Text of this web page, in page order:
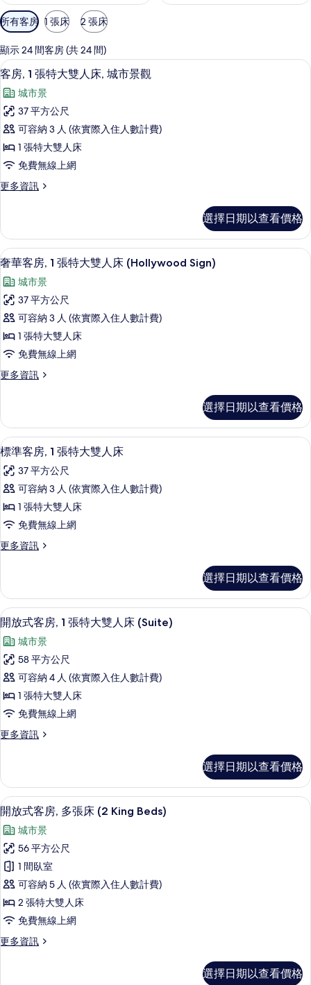
可
用
的
客
房
篩
選
條
所有客房 1 張床 2 張床
顯示 24 間客房 (共 24 間)
顯
示
客
房,
1
張
特
大
人
床,
城
市
景
觀
的
所
有
高級寢具、羽絨被、舒適加層、迷你吧
9
客房, 1 張特大雙人床, 城市景觀
城市景
37 平方公尺
可容納 3 人 (依實際入住人數計費)
1 張特大雙人床
免費無線上網
更多資訊
更
1
張
特
雙
人
城
市
景
觀
的
選擇日期以查看價格
顯
示
奢
華
客
房,
張
大
雙
人
床
(Hollywood
Sign)
的
所
有
片
高級寢具、羽絨被、舒適加層、迷你吧
8
奢華客房, 1 張特大雙人床 (Hollywood Sign)
城市景
37 平方公尺
可容納 3 人 (依實際入住人數計費)
1 張特大雙人床
免費無線上網
更多資訊
更
客
房,
1
特
大
人
床
Sign)
選擇日期以查看價格
顯
示
標
準
客
房,
1
特
大
雙
人
床
的
所
有
相
高級寢具、羽絨被、舒適加層、迷你吧
8
標準客房, 1 張特大雙人床
37 平方公尺
可容納 3 人 (依實際入住人數計費)
1 張特大雙人床
免費無線上網
更多資訊
更
客
房,
1
張
特
大
人
床
的
詳
情
選擇日期以查看價格
顯
示
開
放
式
客
房,
1
特
大
雙
人
床
(Suite)
的
所
有
相
高級寢具、羽絨被、舒適加層、迷你吧
9
開放式客房, 1 張特大雙人床 (Suite)
城市景
58 平方公尺
可容納 4 人 (依實際入住人數計費)
1 張特大雙人床
免費無線上網
更多資訊
更
式
客
房,
1
張
特
大
雙
人
床
(Suite)
的
情
選擇日期以查看價格
顯
示
開
放
式
客
房,
多
張
高級寢具、羽絨被、舒適加層、迷你吧
11
開放式客房, 多張床 (2 King Beds)
城市景
56 平方公尺
1 間臥室
可容納 5 人 (依實際入住人數計費)
2 張特大雙人床
免費無線上網
更多資訊
更
選擇日期以查看價格